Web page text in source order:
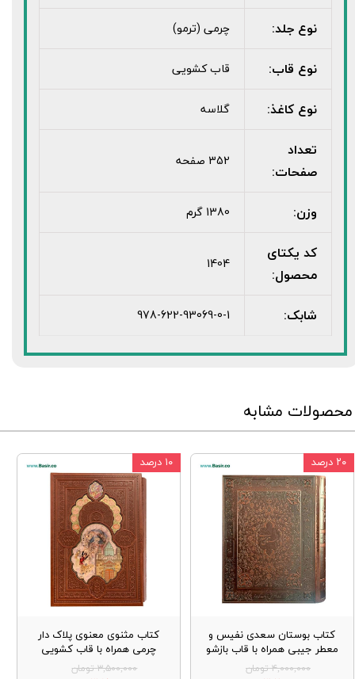
نوع جلد: چرمی (ترمو)
نوع قاب: قاب کشویی
نوع کاغذ: گلاسه
تعداد
صفحات:
352 صفحه
وزن: 1380 گرم
کد یکتای
محصول:
1404
شابک: 978-622-93069-0-1
محصولات مشابه
کتاب بوستان سعدی نفیس و
معطر جیبی همراه با قاب بازشو
۴,۰۰۰,۰۰۰ تومان
۲۰ درصد
کتاب مثنوی معنوی پلاک دار
چرمی همراه با قاب کشویی
۳,۵۰۰,۰۰۰ تومان
۱۰ درصد